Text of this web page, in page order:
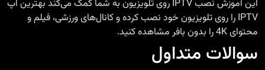
این آموزش نصب IPTV روی تلویزیون به شما کمک می‌کند بهترین اپ
IPTV را روی تلویزیون خود نصب کرده و کانال‌های ورزشی، فیلم و
محتوای 4K را بدون بافر مشاهده کنید.
سوالات متداول